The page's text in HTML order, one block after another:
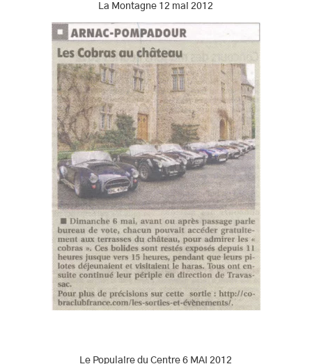
La Montagne 12 mai 2012
Le Populaire du Centre 6 MAI 2012